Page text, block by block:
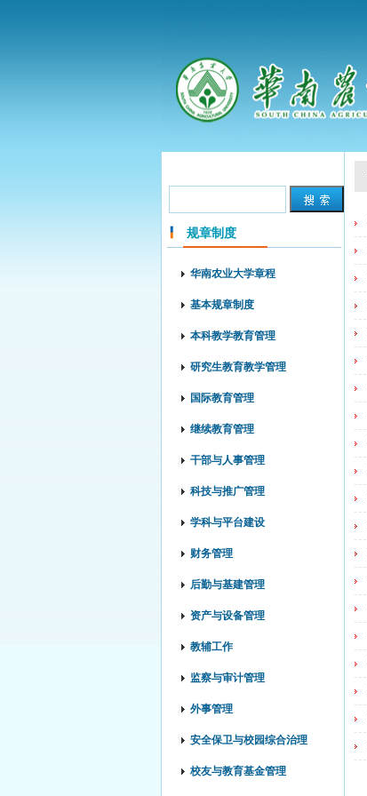
规章制度
华南农业大学章程
基本规章制度
本科教学教育管理
研究生教育教学管理
国际教育管理
继续教育管理
干部与人事管理
科技与推广管理
学科与平台建设
财务管理
后勤与基建管理
资产与设备管理
教辅工作
监察与审计管理
外事管理
安全保卫与校园综合治理
校友与教育基金管理